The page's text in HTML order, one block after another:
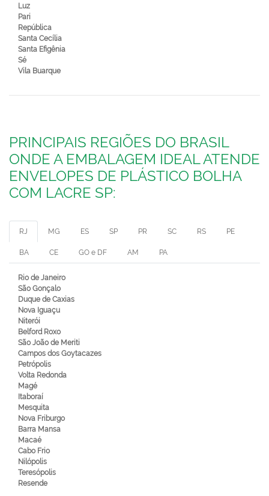
Luz
Pari
República
Santa Cecília
Santa Efigênia
Sé
Vila Buarque
PRINCIPAIS REGIÕES DO BRASIL
ONDE A EMBALAGEM IDEAL ATENDE
ENVELOPES DE PLÁSTICO BOLHA
COM LACRE SP:
RJ MG ES SP PR SC RS PE
BA CE GO e DF AM PA
Rio de Janeiro
São Gonçalo
Duque de Caxias
Nova Iguaçu
Niterói
Belford Roxo
São João de Meriti
Campos dos Goytacazes
Petrópolis
Volta Redonda
Magé
Itaboraí
Mesquita
Nova Friburgo
Barra Mansa
Macaé
Cabo Frio
Nilópolis
Teresópolis
Resende